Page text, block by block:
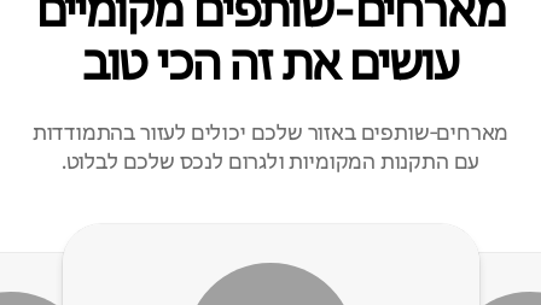
עושים את זה הכי טוב
מארחים‑שותפים באזור שלכם יכולים לעזור בהתמודדות
עם התקנות המקומיות ולגרום לנכס שלכם לבלוט.